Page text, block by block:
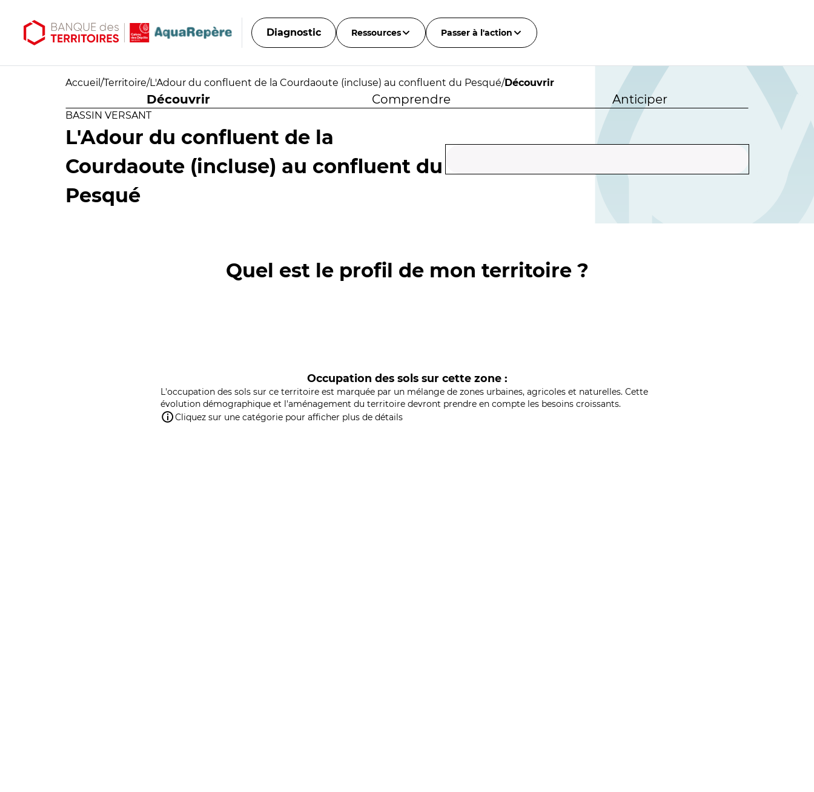
Diagnostic Ressources Passer à l'action
Accueil /Territoire/L'Adour du confluent de la Courdaoute (incluse) au confluent du Pesqué/Découvrir
Découvrir Comprendre Anticiper
BASSIN VERSANT
L'Adour du confluent de la
Courdaoute (incluse) au confluent du
Pesqué
Quel est le profil de mon territoire ?
Occupation des sols sur cette zone :
L'occupation des sols sur ce territoire est marquée par un mélange de zones urbaines, agricoles et naturelles. Cette
évolution démographique et l'aménagement du territoire devront prendre en compte les besoins croissants.
Cliquez sur une catégorie pour afficher plus de détails